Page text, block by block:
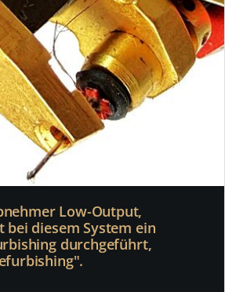
Low-Output,
bei diesem System ein
durchgeführt,